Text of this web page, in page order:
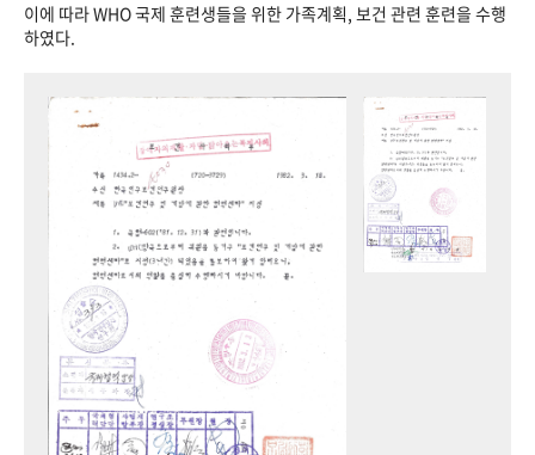
이에 따라 WHO 국제 훈련생들을 위한 가족계획, 보건 관련 훈련을 수행
하였다.